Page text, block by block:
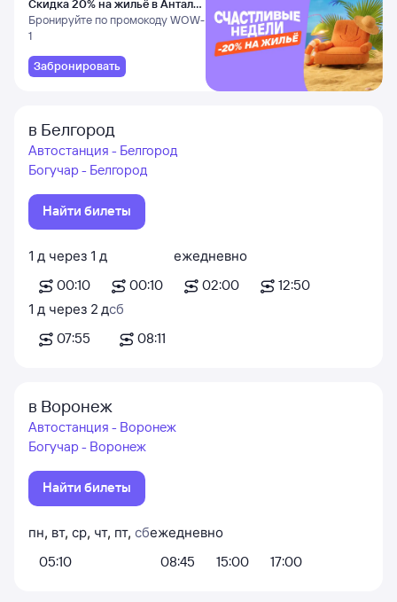
Скидка 20% на жильё в Анталье
и Даламане
Бронируйте по промокоду WOW-
1
Забронировать
в Белгород
Автостанция - Белгород
Богучар - Белгород
Найти билеты
1 д через 1 д
00:10
00:10
ежедневно
02:00
12:50
1 д через 2 д
07:55
сб
08:11
в Воронеж
Автостанция - Воронеж
Богучар - Воронеж
Найти билеты
пн, вт, ср, чт, пт, сб
05:10
ежедневно
08:45
15:00 17:00